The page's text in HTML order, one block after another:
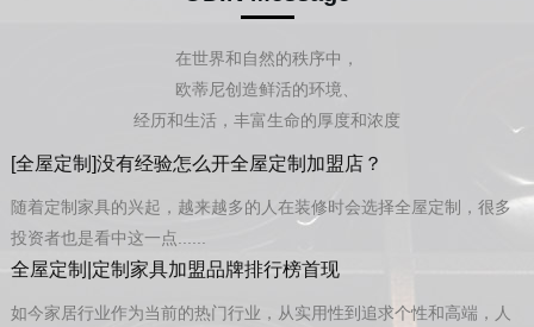
[全屋定制]没有经验怎么开全屋定制加盟店？
随着定制家具的兴起，越来越多的人在装修时会选择全屋定制，很多
投资者也是看中这一点......
全屋定制|定制家具加盟品牌排行榜首现
如今家居行业作为当前的热门行业，从实用性到追求个性和高端，人
在世界和自然的秩序中，
欧蒂尼创造鲜活的环境、
经历和生活，丰富生命的厚度和浓度